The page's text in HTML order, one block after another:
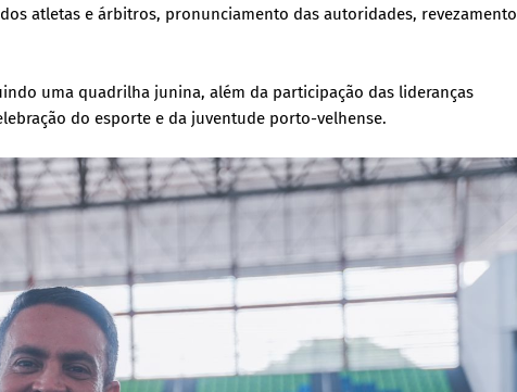
atletas e árbitros, pronunciamento das autoridades, revezamento
uma quadrilha junina, além da participação das lideranças
do esporte e da juventude porto-velhense.